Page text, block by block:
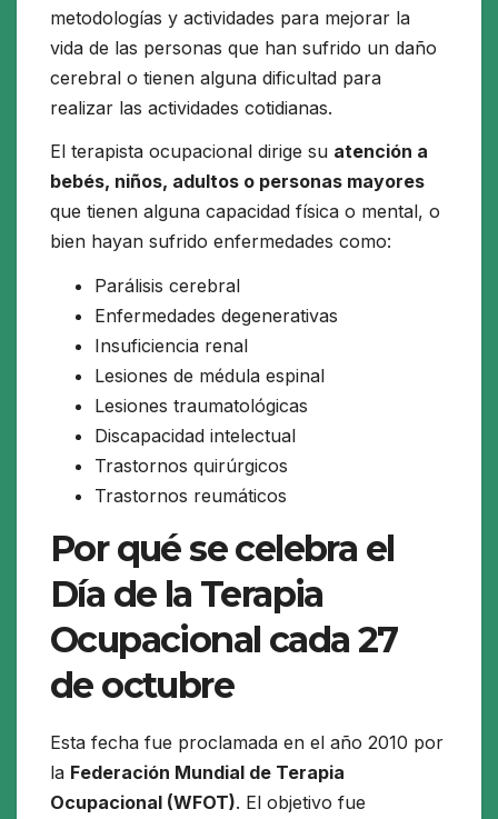
metodologías y actividades para mejorar la
vida de las personas que han sufrido un daño
cerebral o tienen alguna dificultad para
realizar las actividades cotidianas.
El terapista ocupacional dirige su atención a
bebés, niños, adultos o personas mayores
que tienen alguna capacidad física o mental, o
bien hayan sufrido enfermedades como:
Parálisis cerebral
Enfermedades degenerativas
Insuficiencia renal
Lesiones de médula espinal
Lesiones traumatológicas
Discapacidad intelectual
Trastornos quirúrgicos
Trastornos reumáticos
Por qué se celebra el
Día de la Terapia
Ocupacional cada 27
de octubre
Esta fecha fue proclamada en el año 2010 por
la Federación Mundial de Terapia
Ocupacional (WFOT). El objetivo fue